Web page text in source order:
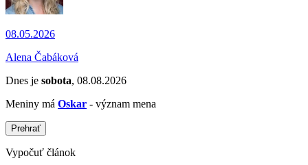
08.05.2026
Alena Čabáková
Dnes je sobota, 08.08.2026
Meniny má Oskar - význam mena
Prehrať
Vypočuť článok